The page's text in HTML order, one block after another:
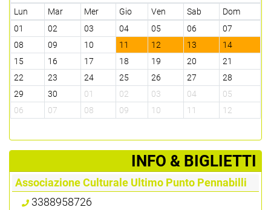
Lun
Mar Mer Gio Ven Sab
Dom
01
02 03 04 05 06
07
08
09 10 11 12 13
14
15
16 17 18 19 20
21
22
23 24 25 26 27
28
29
30 01 02 03 04
05
06
07 08 09 10 11 12
­INFO & BIGLIETTI
Associazione Culturale Ultimo Punto Pennabilli
3388958726